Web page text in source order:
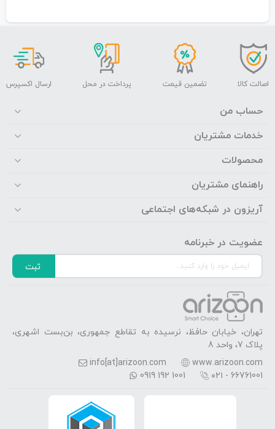
اصالت کالا تضمین قیمت پرداخت در محل ارسال اکسپرس
حساب من
خدمات مشتریان
محصولات
راهنمای مشتریان
آریزون در شبکه‌های اجتماعی
عضویت در خبرنامه
ثبت
تهران، خیابان حافظ، نرسیده به تقاطع جمهوری، بن‌بست اشهری،
پلاک 7، واحد 8
www.arizoon.com
info[at]arizoon.com
۰۲۱ - 66761001
0919 192 1001